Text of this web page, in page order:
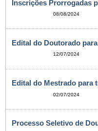
Inscrições Prorrogadas
08/08/2024
Edital do Doutorado
12/07/2024
Edital do Mestrado para
02/07/2024
Processo Seletivo de